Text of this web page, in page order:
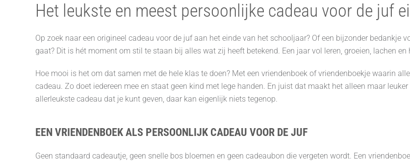
Het leukste en meest persoonlijke cadeau voor de juf
Op zoek naar een origineel cadeau voor de juf aan het einde van het schooljaar? Of een bijzonder bedankje
gaat? Dit is hét moment om stil te staan bij alles wat zij heeft betekend. Een jaar vol leren, groeien, lachen
Hoe mooi is het om dat samen met de hele klas te doen? Met een vriendenboek of vriendenboekje waarin
cadeau. Zo doet iedereen mee en staat geen kind met lege handen. En juist dat maakt het alleen maar
allerleukste cadeau dat je kunt geven, daar kan eigenlijk niets tegenop.
EEN VRIENDENBOEK ALS PERSOONLIJK CADEAU VOOR DE JUF
Geen standaard cadeautje, geen snelle bos bloemen en geen cadeaubon die vergeten wordt. Een